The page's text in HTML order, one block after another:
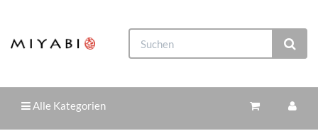
Alle Kategorien